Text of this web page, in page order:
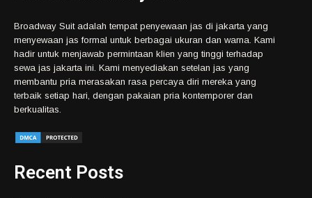
Broadway Suit adalah tempat penyewaan jas di jakarta yang
menyewaan jas formal untuk berbagai ukuran dan warna. Kami
hadir untuk menjawab permintaan klien yang tinggi terhadap
sewa jas jakarta ini. Kami menyediakan setelan jas yang
membantu pria merasakan rasa percaya diri mereka yang
terbaik setiap hari, dengan pakaian pria kontemporer dan
berkualitas.
Recent Posts